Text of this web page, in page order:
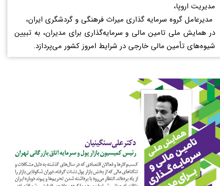
مدیریت اروپا،
مديرعامل گروه سرمايه گذاری ميراث فرهنگی و گردشگری ايران،
در همایش ملی تامین مالی و سرمایه‌گذاری برای مدیران، به تبیین
شیوه‌های تأمین مالی خارجی در شرایط امروز کشور می‌پردازد.​​​​​​​